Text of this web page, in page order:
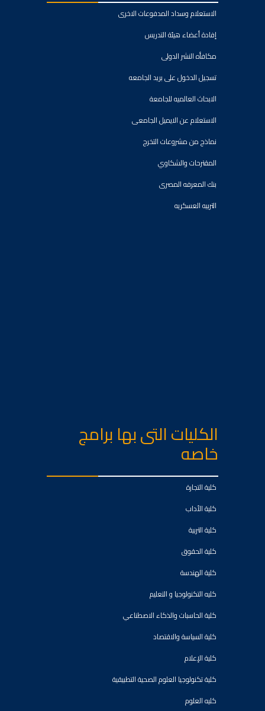
الاستعلام وسداد المدفوعات الاخرى
إفادة أعضاء هيئة التدريس
مكافأه النشر الدولى
تسجيل الدخول على بريد الجامعه
الابحاث العالميه للجامعة
الاستعلام عن الايميل الجامعى
نماذج من مشروعات التخرج
المقترحات والشكاوي
بنك المعرفه المصرى
التربيه العسكريه
الكليات التى بها برامج
خاصه
كلية التجارة
كلية الأداب
كلية التربية
كلية الحقوق
كلية الهندسة
كليه التكنولوجيا و التعليم
كلية الحاسبات والذكاء الاصطناعي
كلية السياسة والاقتصاد
كلية الإعلام
كلية تكنولوجيا العلوم الصحية التطبيقية
كليه العلوم